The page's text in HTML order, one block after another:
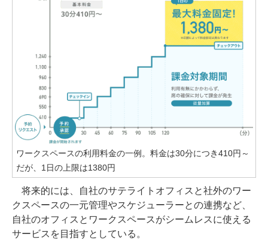
ワークスペースの利用料金の一例。料金は30分につき410円～
だが、1日の上限は1380円
将来的には、自社のサテライトオフィスと社外のワー
クスペースの一元管理やスケジューラーとの連携など、
自社のオフィスとワークスペースがシームレスに使える
サービスを目指すとしている。